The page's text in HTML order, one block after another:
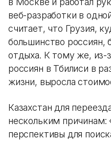
веб-разработки в
считает, что Грузия,
большинство россиян,
отдыха. К тому же, из-
россиян в Тбилиси в
жизни, выросла
Казахстан для
нескольким причинам:
перспективы для